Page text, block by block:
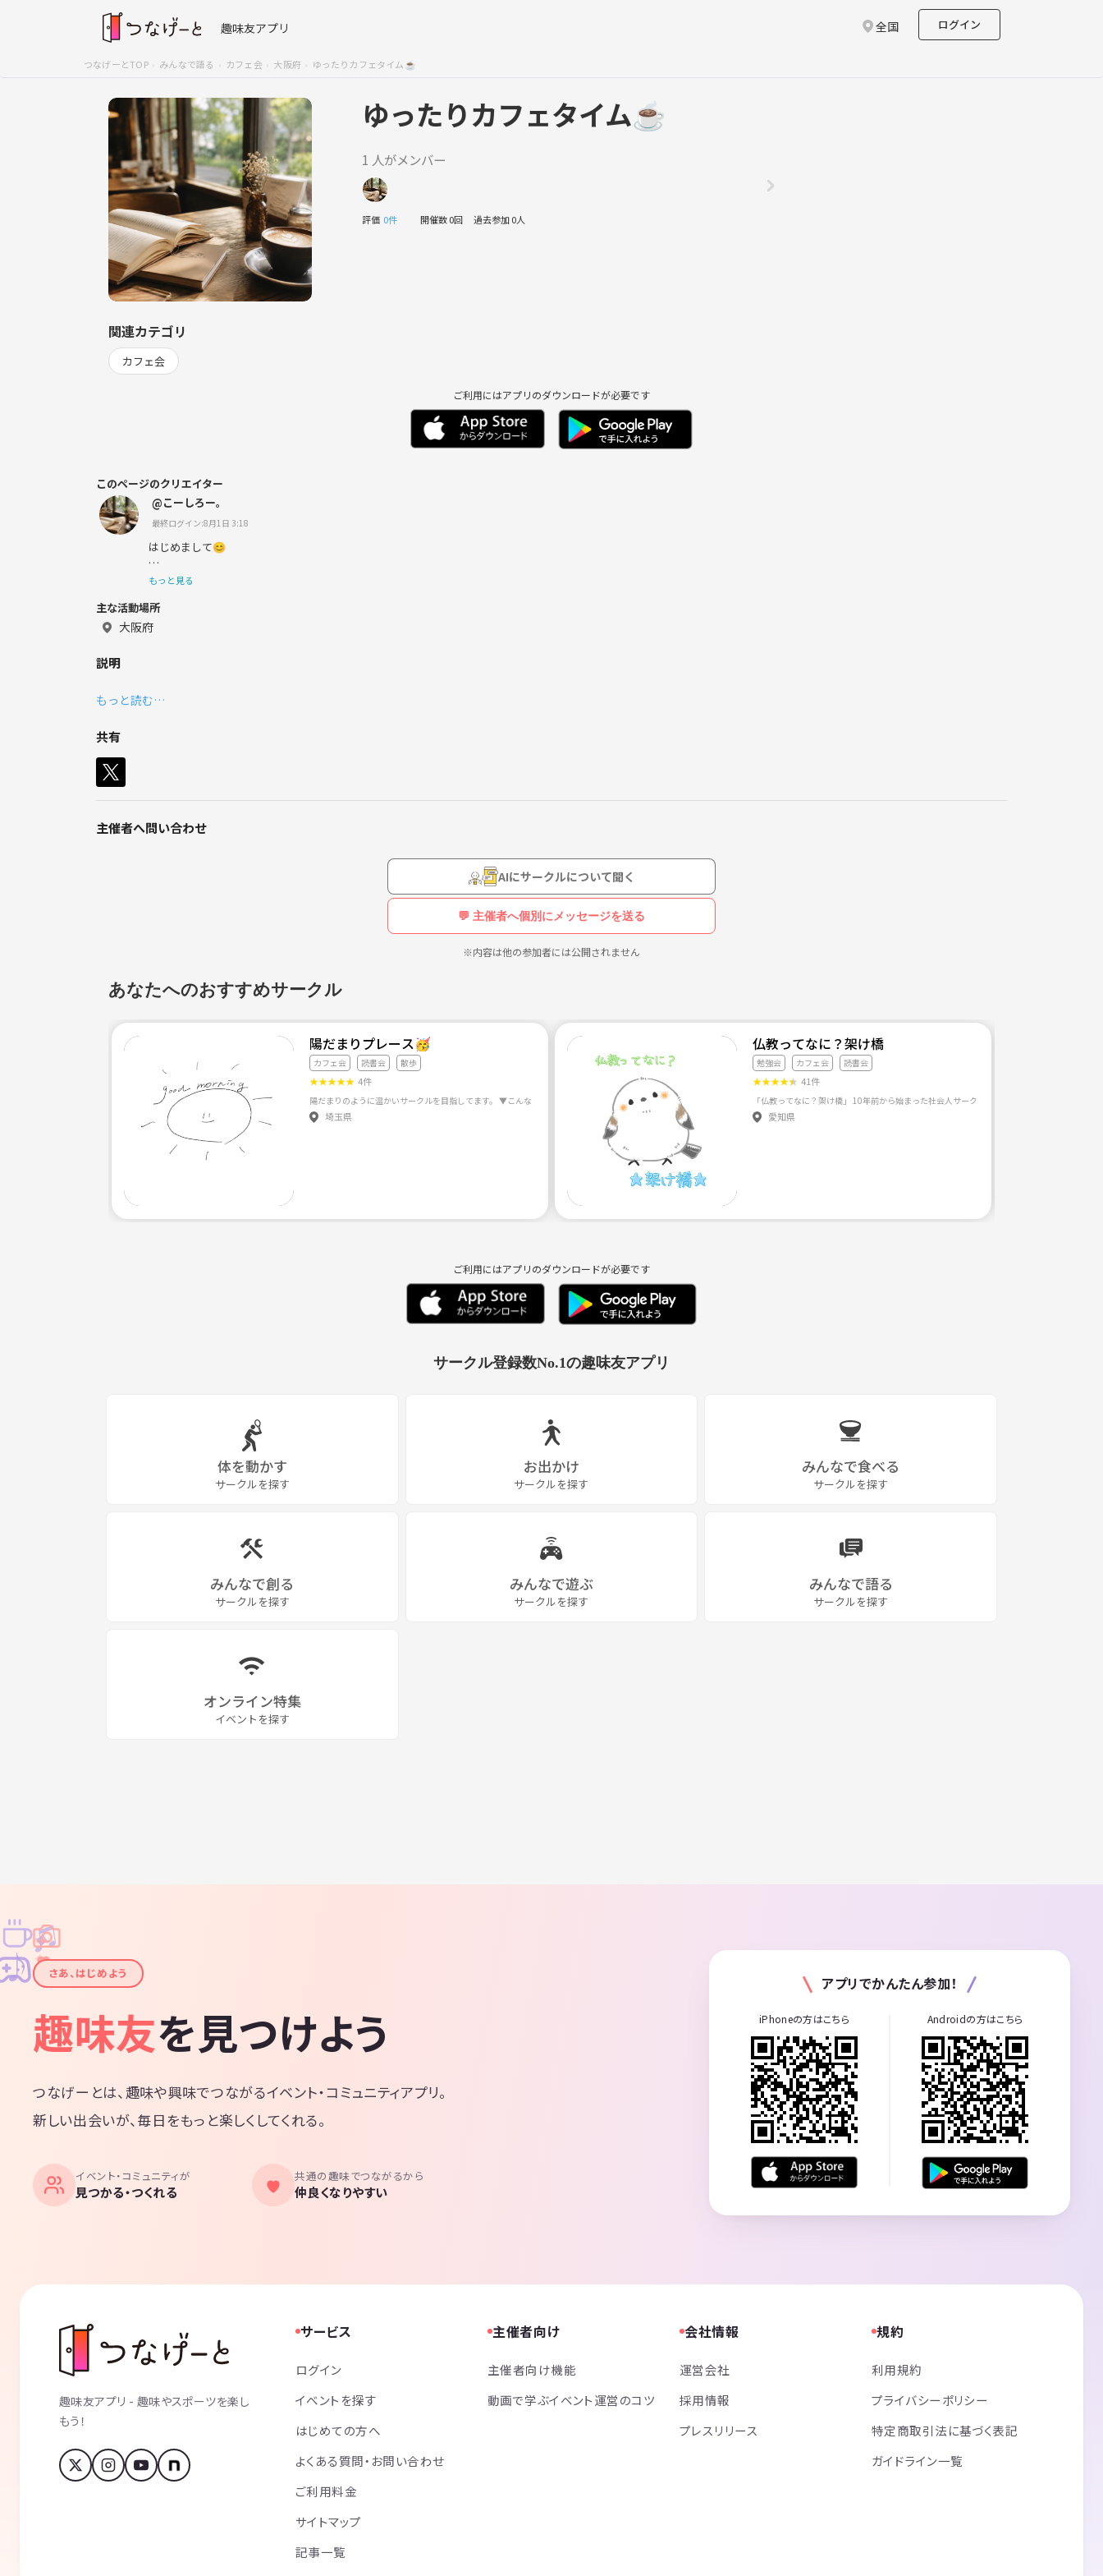
趣味友アプリ 全国 ログイン
つなげーとTOP みんなで語る カフェ会 大阪府 ゆったりカフェタイム☕
ゆったりカフェタイム☕
1 人がメンバー
評価 0件 開催数 0回 過去参加 0人
関連カテゴリ
カフェ会
ご利用にはアプリのダウンロードが必要です
このページのクリエイター
@こーしろー。
最終ログイン:8月1日 3:18
はじめまして😊
読書、カフェ巡り、映画鑑賞が好きです。
休日はカフェでのんびりしていることが多いです☕
気軽に色々お話できたら嬉しいです🌱
もっと見る
主な活動場所
大阪府
説明
もっと読む…
共有
主催者へ問い合わせ
AIにサークルについて聞く
💬 主催者へ個別にメッセージを送る
※内容は他の参加者には公開されません
あなたへのおすすめサークル
陽だまりプレース🥳
カフェ会 読書会 散歩
★★★★★ 4件
埼玉県
仏教ってなに？架け橋
勉強会 カフェ会 読書会
★★★★★ 41件
愛知県
ご利用にはアプリのダウンロードが必要です
サークル登録数No.1の趣味友アプリ
体を動かす
サークルを探す
お出かけ
サークルを探す
みんなで食べる
サークルを探す
みんなで創る
サークルを探す
みんなで遊ぶ
サークルを探す
みんなで語る
サークルを探す
オンライン特集
イベントを探す
✦
✦
✧
✧
♪
♫
さあ、はじめよう
趣味友を見つけよう
つなげーとは、趣味や興味でつながるイベント・コミュニティアプリ。
新しい出会いが、毎日をもっと楽しくしてくれる。
イベント・コミュニティが
見つかる・つくれる
共通の趣味でつながるから
仲良くなりやすい
アプリでかんたん参加！
iPhoneの方はこちら Androidの方はこちら
趣味友アプリ - 趣味やスポーツを楽し
もう！
サービス
ログイン
イベントを探す
はじめての方へ
よくある質問・お問い合わせ
ご利用料金
サイトマップ
記事一覧
主催者向け
主催者向け機能
動画で学ぶイベント運営のコツ
会社情報
運営会社
採用情報
プレスリリース
規約
利用規約
プライバシーポリシー
特定商取引法に基づく表記
ガイドライン一覧